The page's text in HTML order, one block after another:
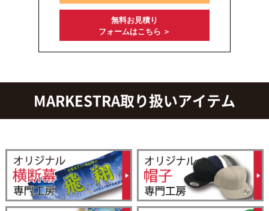
無料お見積り
フォームはこちら ＞
MARKESTRA取り扱いアイテム